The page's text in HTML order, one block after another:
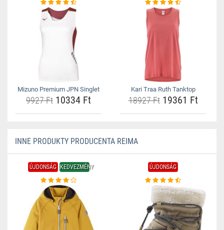
Mizuno Premium JPN Singlet
9927 Ft 10334 Ft
Kari Traa Ruth Tanktop
18927 Ft19361 Ft
INNE PRODUKTY PRODUCENTA REIMA
ÚJDONSÁG KEDVEZMÉNY ÚJDONSÁG